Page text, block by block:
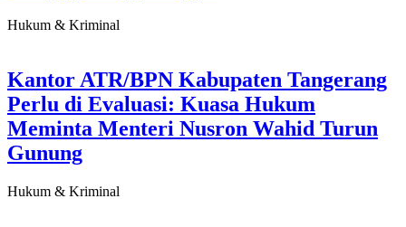
Hukum & Kriminal
Kantor ATR/BPN Kabupaten Tangerang
Perlu di Evaluasi: Kuasa Hukum
Meminta Menteri Nusron Wahid Turun
Gunung
Hukum & Kriminal